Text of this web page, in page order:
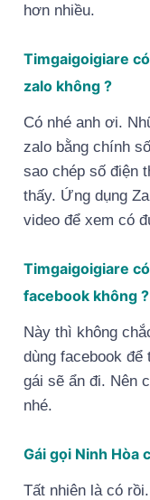
hơn nhiều.
Timgaigoigiare
zalo không ?
Có nhé anh ơi.
zalo bằng chính
sao chép số điện
thấy. Ứng dụng
video để xem có
Timgaigoigiare
facebook không ?
Này thì không
dùng facebook để
gái sẽ ẩn đi. Nên
nhé.
Gái gọi Ninh Hòa
Tất nhiên là có